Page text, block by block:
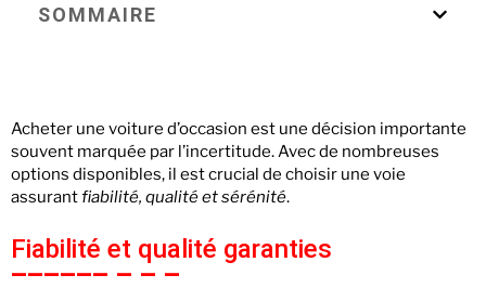
SOMMAIRE
Acheter une voiture d’occasion est une décision importante
souvent marquée par l’incertitude. Avec de nombreuses
options disponibles, il est crucial de choisir une voie
assurantfiabilité, qualité et sérénité.
Fiabilité et qualité garanties